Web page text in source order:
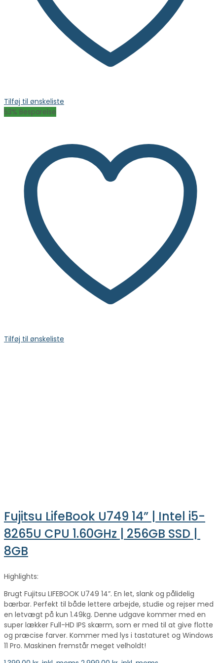
Tilføj til ønskeliste
53% Besparelse
Tilføj til ønskeliste
Fujitsu LifeBook U749 14” | Intel i5-
8265U CPU 1.60GHz | 256GB SSD |
8GB
Highlights:
Brugt Fujitsu LIFEBOOK U749 14”. En let, slank og pålidelig
bærbar. Perfekt til både lettere arbejde, studie og rejser med
en letvægt på kun 1.49kg. Denne udgave kommer med en
super lækker Full-HD IPS skærm, som er med til at give flotte
og præcise farver. Kommer med lys i tastaturet og Windows
11 Pro. Maskinen fremstår meget velholdt!